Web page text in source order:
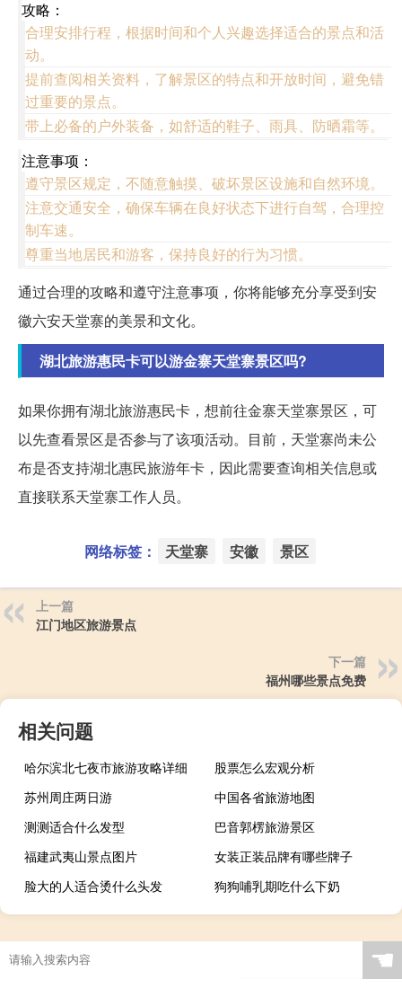
攻略：
合理安排行程，根据时间和个人兴趣选择适合的景点和活
动。
提前查阅相关资料，了解景区的特点和开放时间，避免错
过重要的景点。
带上必备的户外装备，如舒适的鞋子、雨具、防晒霜等。
注意事项：
遵守景区规定，不随意触摸、破坏景区设施和自然环境。
注意交通安全，确保车辆在良好状态下进行自驾，合理控
制车速。
尊重当地居民和游客，保持良好的行为习惯。
通过合理的攻略和遵守注意事项，你将能够充分享受到安
徽六安天堂寨的美景和文化。
湖北旅游惠民卡可以游金寨天堂寨景区吗?
如果你拥有湖北旅游惠民卡，想前往金寨天堂寨景区，可
以先查看景区是否参与了该项活动。目前，天堂寨尚未公
布是否支持湖北惠民旅游年卡，因此需要查询相关信息或
直接联系天堂寨工作人员。
网络标签： 天堂寨 安徽 景区
上一篇
江门地区旅游景点
下一篇
福州哪些景点免费
相关问题
哈尔滨北七夜市旅游攻略详细
股票怎么宏观分析
苏州周庄两日游
中国各省旅游地图
测测适合什么发型
巴音郭楞旅游景区
福建武夷山景点图片
女装正装品牌有哪些牌子
脸大的人适合烫什么头发
狗狗哺乳期吃什么下奶
☚